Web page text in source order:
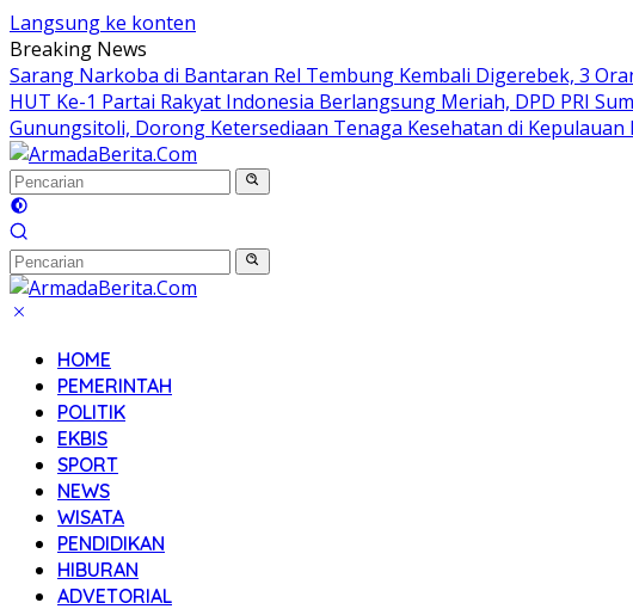
Langsung ke konten
Breaking News
Sarang Narkoba di Bantaran Rel Tembung Kembali Digerebek, 3
HUT Ke-1 Partai Rakyat Indonesia Berlangsung Meriah, DPD PRI
Gunungsitoli, Dorong Ketersediaan Tenaga Kesehatan di Kepulauan
HOME
PEMERINTAH
POLITIK
EKBIS
SPORT
NEWS
WISATA
PENDIDIKAN
HIBURAN
ADVETORIAL